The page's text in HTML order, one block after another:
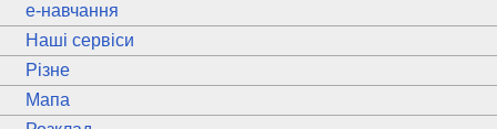
e-навчання
Наші сервіси
Різне
Мапа